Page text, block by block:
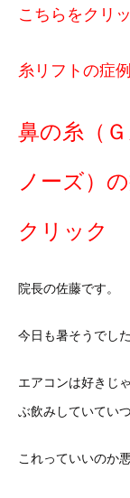
こちらをクリ
糸リフトの症
鼻の糸（
ノーズ）
クリック
院長の佐藤です。
今日も暑そうでし
エアコンは好きじ
ぶ飲みしていてい
これっていいのか